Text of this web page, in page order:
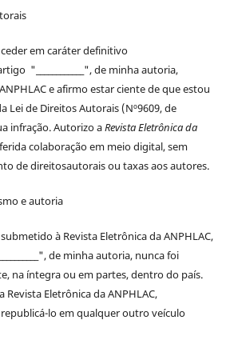
em caráter definitivo
"____________", de minha autoria,
e afirmo estar ciente de que estou
Lei de DireitosAutorais(Nº9609, de
infração. Autorizo aRevista Eletrônica da
colaboração em meio digital, sem
dedireitosautoraisou taxas aos autores.
e autoria
à Revista Eletrônica da ANPHLAC,
de minha autoria, nunca foi
na íntegra ou em partes, dentrodo país.
Revista Eletrônica da ANPHLAC,
lo em qualquer outro veículo